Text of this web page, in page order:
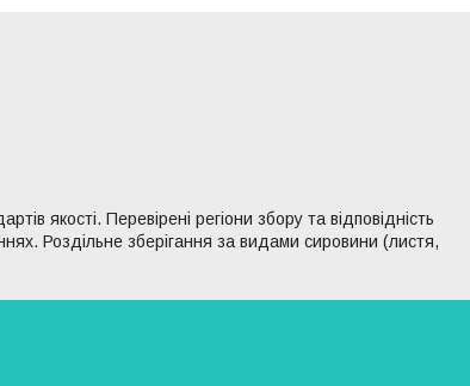
якості. Перевірені регіони збору та відповідність
Роздільне зберігання за видами сировини (листя,